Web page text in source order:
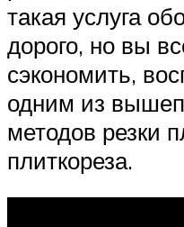
такая услуга
дорого, но вы
сэкономить,
одним из
методов резки
плиткореза.